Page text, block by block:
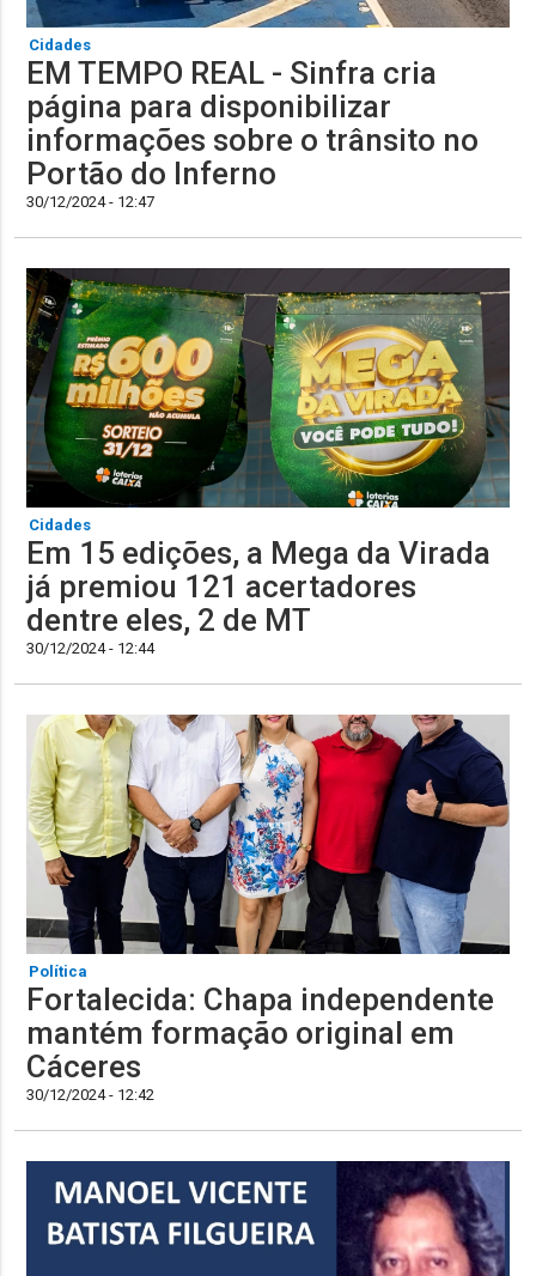
Cidades
EM TEMPO REAL - Sinfra cria
página para disponibilizar
informações sobre o trânsito no
Portão do Inferno
30/12/2024 - 12:47
Cidades
Em 15 edições, a Mega da Virada
já premiou 121 acertadores
dentre eles, 2 de MT
30/12/2024 - 12:44
Política
Fortalecida: Chapa independente
mantém formação original em
Cáceres
30/12/2024 - 12:42